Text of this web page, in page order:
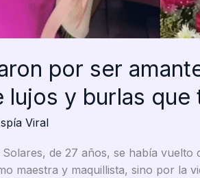
por ser
lujos y burlas
Viral
de 27 años, se había
maestra y maquillista, sino por la